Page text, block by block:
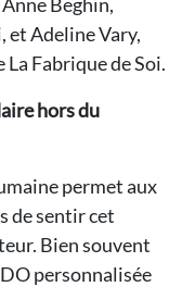
et Adeline Vary,
La Fabrique de Soi.
hors du
permet aux
de sentir cet
Bien souvent
personnalisée